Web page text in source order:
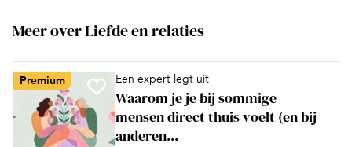
Meer over Liefde en relaties
Premium Een expert legt uit
Waarom je je bij sommige
mensen direct thuis voelt (en bij
anderen...